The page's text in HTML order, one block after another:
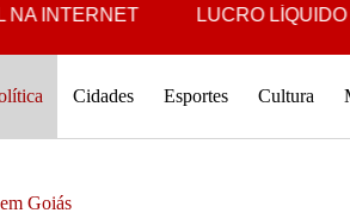
LUCRO LÍQUIDO
Cidades Esportes Cultura
Goiás